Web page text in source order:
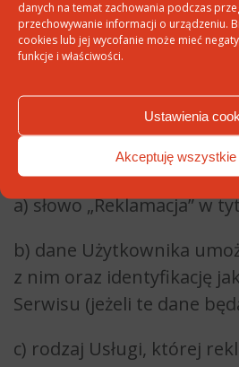
danych na temat zachowania podczas
przechowywanie informacji o urządzeniu.
cookies lub jej wycofanie może mieć
funkcje i właściwości.
Akceptuję
Ustawienia
1. Reklamację dotyczącą
na podstawie niniejszego
należy kierować na adres
ul. Grodzka 11, 44-292
2. Reklamacja powinna
a) słowo „Reklamacja” w
b) dane Użytkownika
z nim oraz identyfikację
Serwisu (jeżeli te dane
c) rodzaj Usługi, której